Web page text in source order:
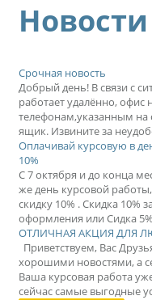
Новости
Срочная новость
Добрый день! В связи с
работает удалённо, офис
телефонам,указанным на
ящик. Извините за
Оплачивай курсовую в
10%
С 7 октября и до конца
же день курсовой
скидку 10% . Скидка 10%
оформления или Сидка
ОТЛИЧНАЯ АКЦИЯ ДЛЯ
Приветствуем, Вас
хорошими новостями, а
Ваша курсовая работа
сейчас самые выгодные